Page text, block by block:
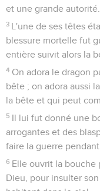
et une grande autorité.
3 L'une de ses têtes
blessure mortelle fut
entière suivit alors la
4 On adora le dragon
bête ; on adora aussi
la bête et qui peut
5 Il lui fut donné une
arrogantes et des
faire la guerre pendant
6 Elle ouvrit la bouche
Dieu, pour insulter